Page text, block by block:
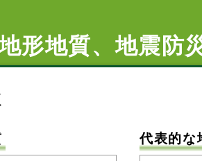
形地質、地震防
代表的な